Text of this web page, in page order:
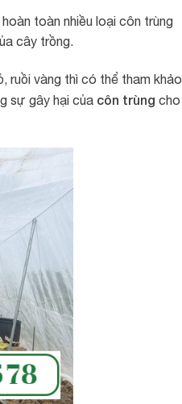
toàn nhiều loại côn trùng
cây trồng.
ruồi vàng thì có thể tham khảo
sự gây hại của côn trùng cho